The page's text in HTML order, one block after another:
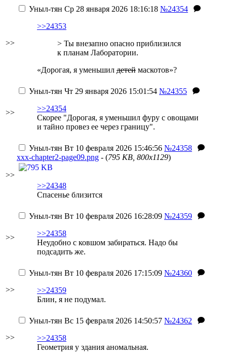
>>
Уныл-тян Ср 28 января 2026 18:16:18 №24354
>>24353
> Ты внезапно опасно приблизился
к планам Лаборатории.
«Дорогая, я уменьшил детей маскотов»?
>>
Уныл-тян Чт 29 января 2026 15:01:54 №24355
>>24354
Скорее "Дорогая, я уменьшил фуру с овощами
и тайно провез ее через границу".
>>
Уныл-тян Вт 10 февраля 2026 15:46:56 №24358
xxx-chapter2-page09.png - (795 KB, 800x1129)
>>24348
Спасенье близится
>>
Уныл-тян Вт 10 февраля 2026 16:28:09 №24359
>>24358
Неудобно с ковшом забираться. Надо бы
подсадить же.
>>
Уныл-тян Вт 10 февраля 2026 17:15:09 №24360
>>24359
Блин, я не подумал.
>>
Уныл-тян Вс 15 февраля 2026 14:50:57 №24362
>>24358
Геометрия у здания аномальная.